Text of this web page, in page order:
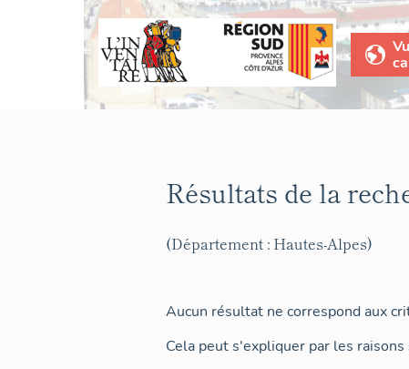
Résultats de la
(Département : Hautes-Alpes)
Aucun résultat ne correspond aux
Cela peut s'expliquer par les raisons